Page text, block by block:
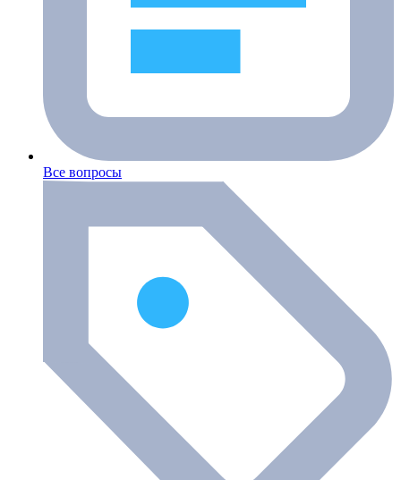
Все вопросы